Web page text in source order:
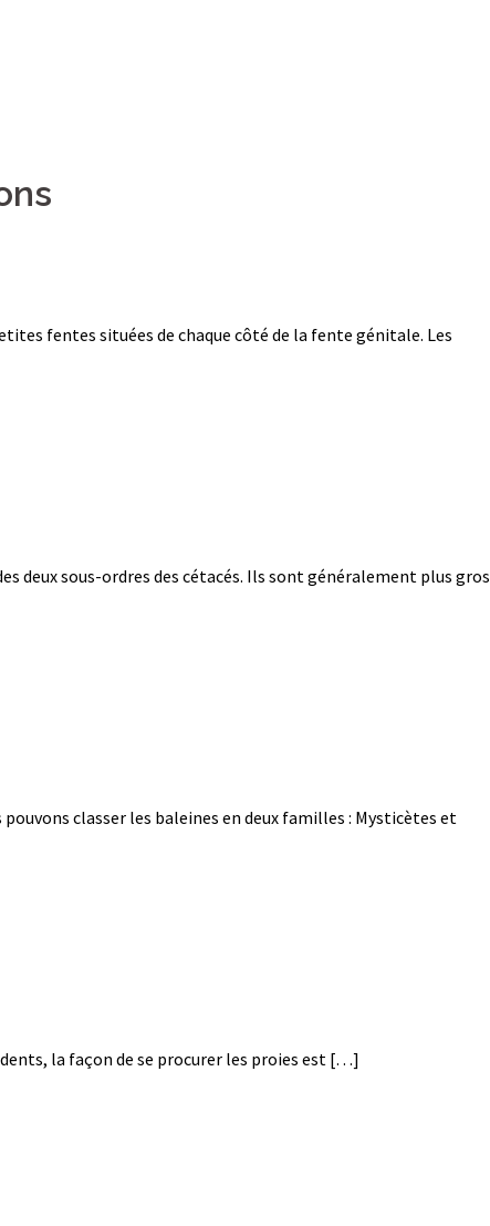
fentes situées de chaque côté de la fente génitale. Les
deux sous-ordres des cétacés. Ils sont généralement plus gros
classer les baleines en deux familles : Mysticètes et
dents, la façon de se procurer les proies est […]